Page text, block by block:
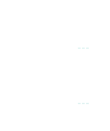
---
---